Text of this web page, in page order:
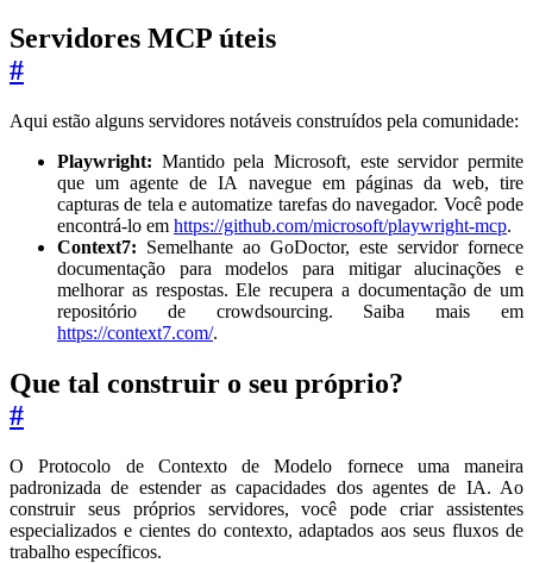
Servidores MCP úteis
#
Aqui estão alguns servidores notáveis construídos pela comunidade:
Playwright: Mantido pela Microsoft, este servidor permite
que um agente de IA navegue em páginas da web, tire
capturas de tela e automatize tarefas do navegador. Você pode
encontrá-lo em https://github.com/microsoft/playwright-mcp.
Context7: Semelhante ao GoDoctor, este servidor fornece
documentação para modelos para mitigar alucinações e
melhorar as respostas. Ele recupera a documentação de um
repositório de crowdsourcing. Saiba mais em
https://context7.com/.
Que tal construir o seu próprio?
#
O Protocolo de Contexto de Modelo fornece uma maneira
padronizada de estender as capacidades dos agentes de IA. Ao
construir seus próprios servidores, você pode criar assistentes
especializados e cientes do contexto, adaptados aos seus fluxos de
trabalho específicos.